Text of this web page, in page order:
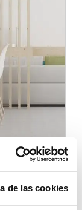
de las cookies